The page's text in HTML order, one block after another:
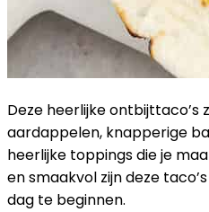
Deze heerlijke ontbijttaco’s
aardappelen, knapperige
heerlijke toppings die je
en smaakvol zijn deze
dag te beginnen.